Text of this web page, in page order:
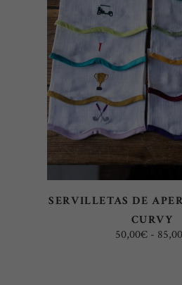
SELECCIONAR
SERVILLETAS DE
CURVY
50,00€ - 85,00